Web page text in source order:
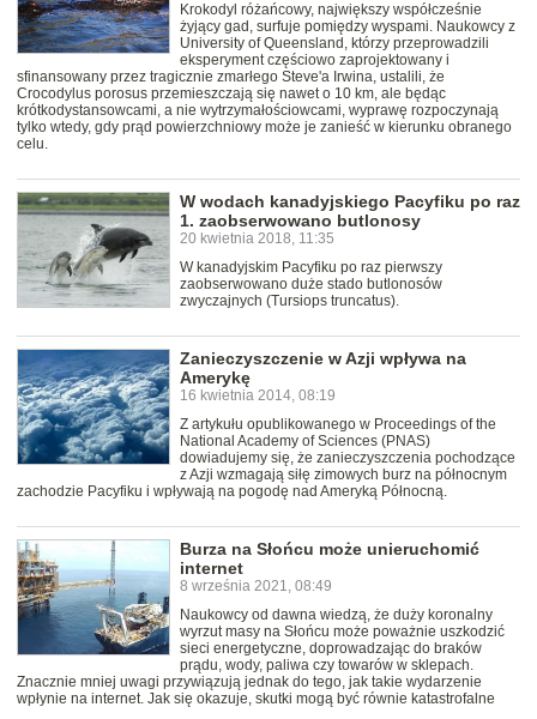
Krokodyl różańcowy, największy współcześnie
żyjący gad, surfuje pomiędzy wyspami. Naukowcy z
University of Queensland, którzy przeprowadzili
eksperyment częściowo zaprojektowany i
sfinansowany przez tragicznie zmarłego Steve'a Irwina, ustalili, że
Crocodylus porosus przemieszczają się nawet o 10 km, ale będąc
krótkodystansowcami, a nie wytrzymałościowcami, wyprawę rozpoczynają
tylko wtedy, gdy prąd powierzchniowy może je zanieść w kierunku obranego
celu.
W wodach kanadyjskiego Pacyfiku po raz
1. zaobserwowano butlonosy
20 kwietnia 2018, 11:35
W kanadyjskim Pacyfiku po raz pierwszy
zaobserwowano duże stado butlonosów
zwyczajnych (Tursiops truncatus).
Zanieczyszczenie w Azji wpływa na
Amerykę
16 kwietnia 2014, 08:19
Z artykułu opublikowanego w Proceedings of the
National Academy of Sciences (PNAS)
dowiadujemy się, że zanieczyszczenia pochodzące
z Azji wzmagają siłę zimowych burz na północnym
zachodzie Pacyfiku i wpływają na pogodę nad Ameryką Północną.
Burza na Słońcu może unieruchomić
internet
8 września 2021, 08:49
Naukowcy od dawna wiedzą, że duży koronalny
wyrzut masy na Słońcu może poważnie uszkodzić
sieci energetyczne, doprowadzając do braków
prądu, wody, paliwa czy towarów w sklepach.
Znacznie mniej uwagi przywiązują jednak do tego, jak takie wydarzenie
wpłynie na internet. Jak się okazuje, skutki mogą być równie katastrofalne